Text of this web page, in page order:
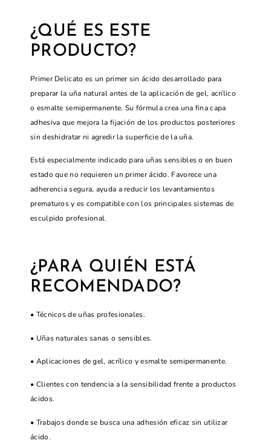
¿QUÉ ES ESTE
PRODUCTO?
Primer Delicato es un primer sin ácido desarrollado para
preparar la uña natural antes de la aplicación de gel, acrílico
o esmalte semipermanente. Su fórmula crea una fina capa
adhesiva que mejora la fijación de los productos posteriores
sin deshidratar ni agredir la superficie de la uña.
Está especialmente indicado para uñas sensibles o en buen
estado que no requieren un primer ácido. Favorece una
adherencia segura, ayuda a reducir los levantamientos
prematuros y es compatible con los principales sistemas de
esculpido profesional.
¿PARA QUIÉN ESTÁ
RECOMENDADO?
• Técnicos de uñas profesionales.
• Uñas naturales sanas o sensibles.
• Aplicaciones de gel, acrílico y esmalte semipermanente.
• Clientes con tendencia a la sensibilidad frente a productos
ácidos.
• Trabajos donde se busca una adhesión eficaz sin utilizar
ácido.